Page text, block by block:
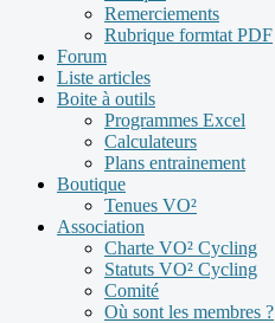
Remerciements
Rubrique formtat PDF
Forum
Liste articles
Boite à outils
Programmes Excel
Calculateurs
Plans entrainement
Boutique
Tenues VO²
Association
Charte VO² Cycling
Statuts VO² Cycling
Comité
Où sont les membres ?